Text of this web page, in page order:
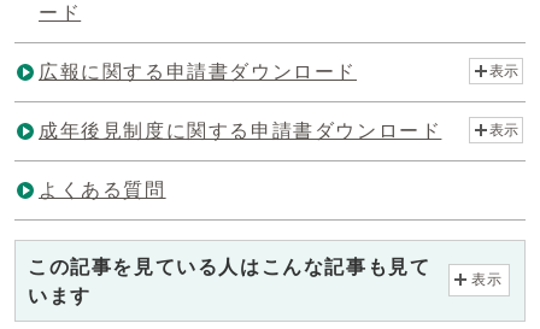
ード
広報に関する申請書ダウンロード 表示
成年後見制度に関する申請書ダウンロード 表示
よくある質問
この記事を見ている人はこんな記事も見て
います
表示